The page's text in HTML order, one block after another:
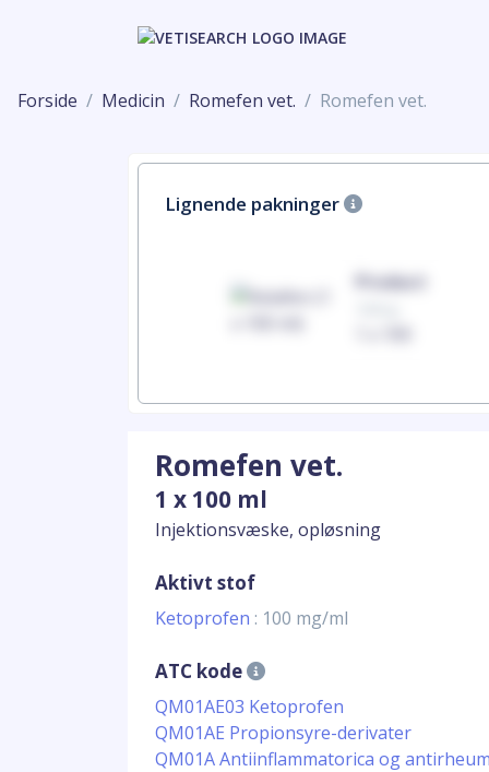
Forside Medicin Romefen vet. Romefen vet.
Lignende pakninger
Product
Romefen vet.
1 x 100 ml
Injektionsvæske, opløsning
Aktivt stof
Ketoprofen : 100 mg/ml
ATC kode
QM01AE03 Ketoprofen
QM01AE Propionsyre-derivater
QM01A Antiinflammatorica og